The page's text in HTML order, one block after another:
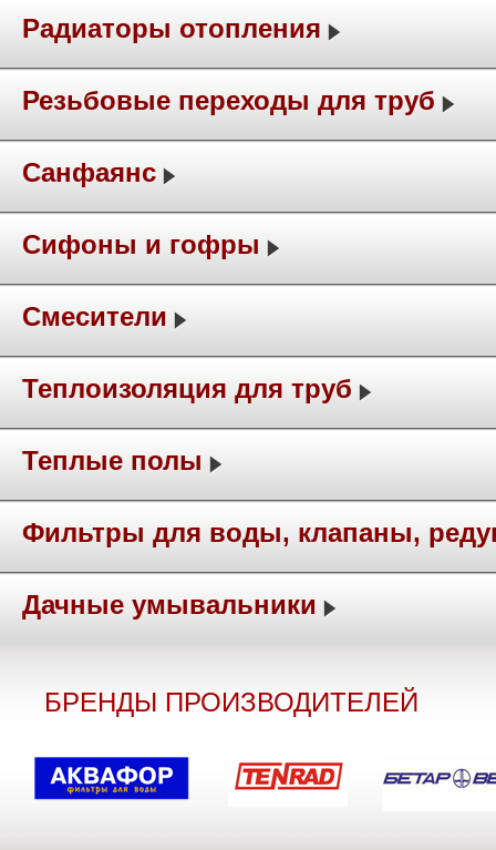
Радиаторы отопления
Резьбовые переходы для труб
Санфаянс
Сифоны и гофры
Смесители
Теплоизоляция для труб
Теплые полы
Фильтры для воды, клапаны,
Дачные умывальники
БРЕНДЫ ПРОИЗВОДИТЕЛЕЙ